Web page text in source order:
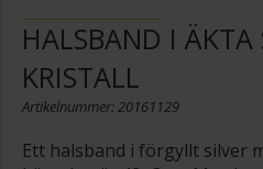
HALSBAND I ÄKTA
KRISTALL
Artikelnummer: 20161129
Ett halsband i förgyllt silver